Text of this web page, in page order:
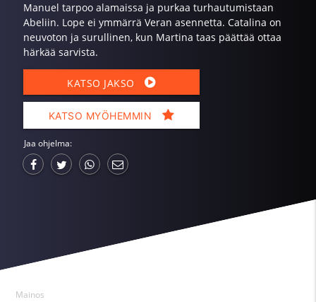
Manuel tarpoo alamaissa ja purkaa turhautumistaan
Abeliin. Lope ei ymmärrä Veran asennetta. Catalina on
neuvoton ja surullinen, kun Martina taas päättää ottaa
härkää sarvista.
KATSO JAKSO
KATSO MYÖHEMMIN
Jaa ohjelma:
Mainos